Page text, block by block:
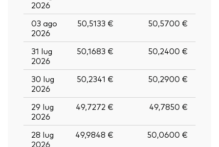
2026
03 ago
2026
50,5133 € 50,5700 €
31 lug
2026
50,1683 € 50,2400 €
30 lug
2026
50,2341 € 50,2900 €
29 lug
2026
49,7272 € 49,7850 €
28 lug
2026
49,9848 € 50,0600 €